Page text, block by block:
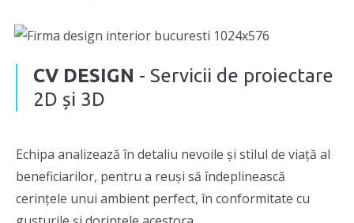
CV DESIGN - Servicii de proiectare
2D și 3D
Echipa analizează în detaliu nevoile și stilul de viață al
beneficiarilor, pentru a reuși să îndeplinească
cerințele unui ambient perfect, în conformitate cu